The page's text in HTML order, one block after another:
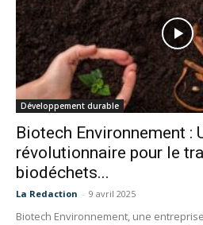
Développement durable
Biotech Environnement :
révolutionnaire pour le
biodéchets...
La Redaction - 9 avril 2025
Biotech Environnement, une